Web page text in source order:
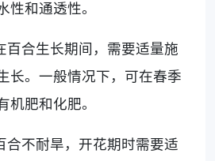
和通透性。
百合生长期间，需要适量施
长。一般情况下，可在春季
肥和化肥。
合不耐旱，开花期时需要适